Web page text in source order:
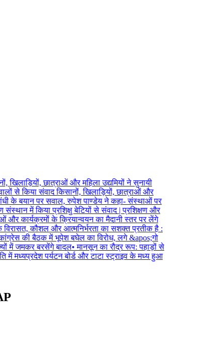
छात्राओं और महिला उद्यमियों ने सुनायी
से किया संवाद किसानों, खिलाड़ियों, छात्राओं और
के बयान पर सवाल, रुपेश पाण्डेय ने कहा- संस्थाओं पर
में किया प्रशिक्षु बेटियों से संवाद | प्रशिक्षण और
कार्यक्रमों के क्रियान्वयन का मैदानी स्तर पर लेंगे
कौशल और आत्मनिर्भरता का सशक्त प्रतीक है :
की बैठक में भूपेश बघेल का विरोध, लगे &apos;गो
में जमकर बरसेंगे बादल•मानसून का रौद्र रूप: पहाड़ों से
में मध्यप्रदेश पर्यटन बोर्ड और टाटा स्ट्राइव के मध्य हुआ